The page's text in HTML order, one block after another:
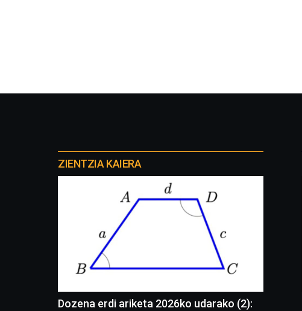
proyectos
ZIENTZIA KAIERA
Dozena erdi ariketa 2026ko udarako (2):